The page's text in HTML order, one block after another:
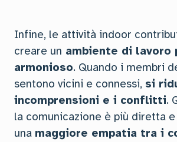
Infine, le attività indoor
creare un ambiente di lavoro
armonioso. Quando i membri
sentono vicini e connessi, si
incomprensioni e i conflitti.
la comunicazione è più diretta
una maggiore empatia tra i